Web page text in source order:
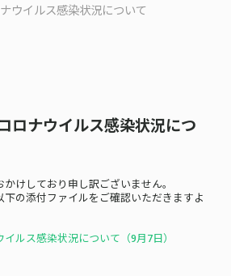
ウイルス感染状況について
ロナウイルス感染状況につ
けしており申し訳ございません。
の添付ファイルをご確認いただきますよ
ルス感染状況について（9月7日）